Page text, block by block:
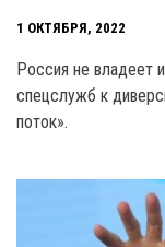
1 ОКТЯБРЯ, 2022
Россия не владеет
спецслужб к
поток».